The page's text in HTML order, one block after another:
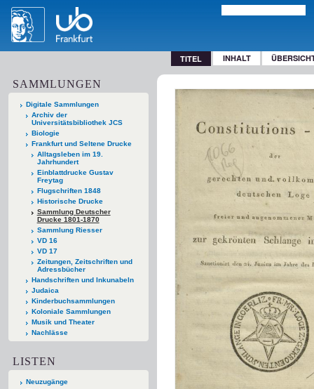
TITEL INHALT
SAMMLUNGEN
Digitale Sammlungen
Archiv der
Universitätsbibliothek JCS
Biologie
Frankfurt und Seltene Drucke
Alltagsleben im 19.
Jahrhundert
Einblattdrucke Gustav
Freytag
Flugschriften 1848
Historische Drucke
Sammlung Deutscher
Drucke 1801-1870
Sammlung Riesser
VD 16
VD 17
Zeitungen, Zeitschriften und
Adressbücher
Handschriften und Inkunabeln
Judaica
Kinderbuchsammlungen
Koloniale Sammlungen
Musik und Theater
Nachlässe
LISTEN
Neuzugänge